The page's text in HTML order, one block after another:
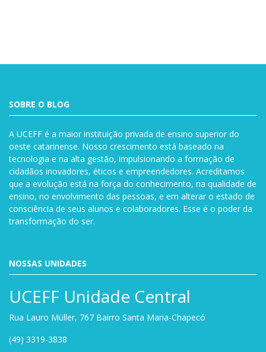
SOBRE O BLOG
A UCEFF é a maior instituição privada de ensino superior do
oeste catarinense. Nosso crescimento está baseado na
tecnologia e na alta gestão, impulsionando a formação de
cidadãos inovadores, éticos e empreendedores. Acreditamos
que a evolução está na força do conhecimento, na qualidade de
ensino, no envolvimento das pessoas, e em alterar o estado de
consciência de seus alunos e colaboradores. Esse é o poder da
transformação do ser.
NOSSAS UNIDADES
UCEFF Unidade Central
Rua Lauro Müller, 767 Bairro Santa Maria-Chapecó
(49) 3319-3838